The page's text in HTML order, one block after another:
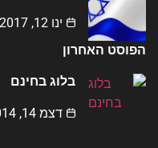
ינו 12, 2017
הפוסט האחרון
בלוג בחינם
דצמ 14, 2014